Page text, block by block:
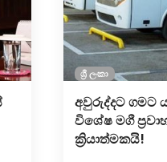
ශ්‍රී ලංකා
අවුරුද්ද​ට ගමට
විශේෂ මගී
ක්‍රියාත්මකයි!